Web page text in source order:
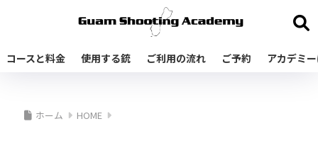
コースと料金 使用する銃 ご利用の流れ ご予約 アカデミ
ホーム HOME